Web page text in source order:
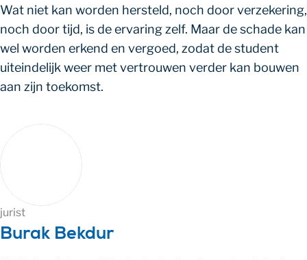
Wat niet kan worden hersteld, noch door verzekering,
noch door tijd, is de ervaring zelf. Maar de schade kan
wel worden erkend en vergoed, zodat de student
uiteindelijk weer met vertrouwen verder kan bouwen
aan zijn toekomst.
jurist
Burak Bekdur